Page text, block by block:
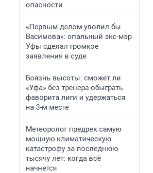
опасности
«Первым делом уволил бы
Васимова»: опальный экс-мэр
Уфы сделал громкое
заявления в суде
Боязнь высоты: сможет ли
«Уфа» без тренера обыграть
фаворита лиги и удержаться
на 3-м месте
Метеоролог предрек самую
мощную климатическую
катастрофу за последнюю
тысячу лет: когда всё
начнется